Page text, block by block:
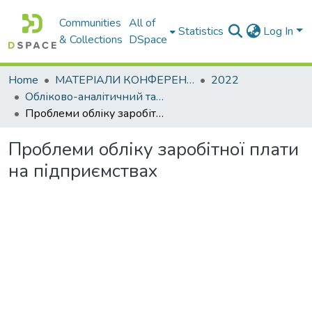
Communities
& Collections
All of
DSpace
Statistics Log In
Home МАТЕРІАЛИ КОНФЕРЕНЦІЙ
2022
Обліково-аналітичний та економіко-фінансовий інструментарій управління сучасним підприємством: міжнародний досвід
Проблеми обліку заробітної плати на підприємствах
Проблеми обліку заробітної плати
на підприємствах